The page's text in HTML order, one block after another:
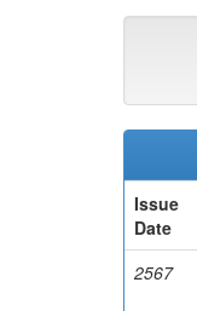
Issue
Date
2567